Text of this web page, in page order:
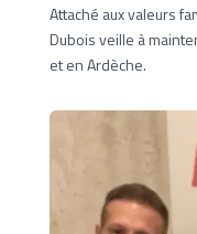
Attaché aux valeurs
Dubois veille à
et en Ardèche.